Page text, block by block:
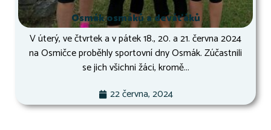
Osmák osmáků a deváťáků
V úterý, ve čtvrtek a v pátek 18., 20. a 21. června 2024
na Osmičce proběhly sportovní dny Osmák. Zúčastnili
se jich všichni žáci, kromě...
22 června, 2024